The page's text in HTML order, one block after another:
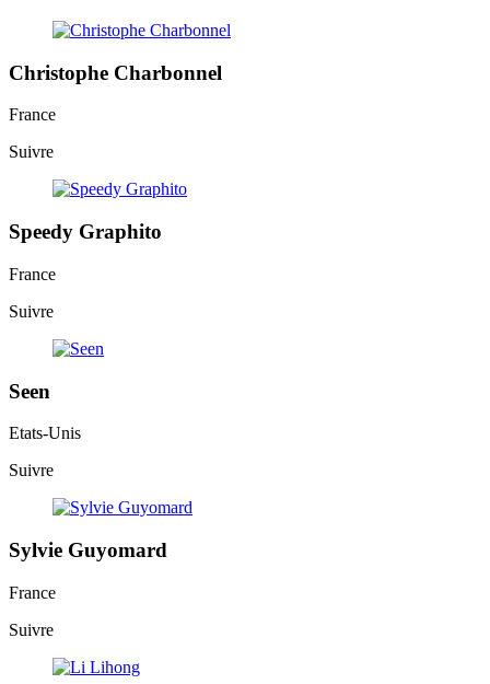
Christophe Charbonnel
France
Suivre
Speedy Graphito
France
Suivre
Seen
Etats-Unis
Suivre
Sylvie Guyomard
France
Suivre